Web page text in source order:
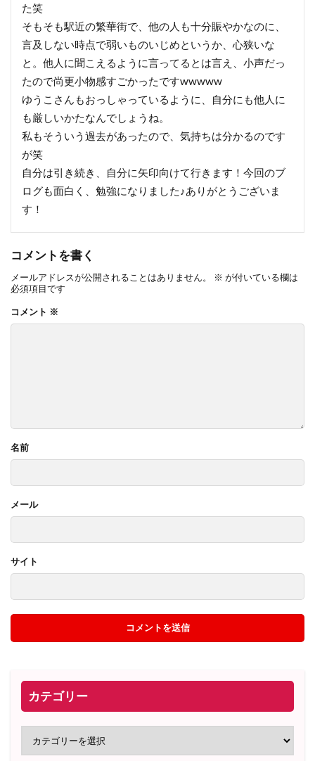
た笑
そもそも駅近の繁華街で、他の人も十分賑やかなのに、
言及しない時点で弱いものいじめというか、心狭いな
と。他人に聞こえるように言ってるとは言え、小声だっ
たので尚更小物感すごかったですwwwww
ゆうこさんもおっしゃっているように、自分にも他人に
も厳しいかたなんでしょうね。
私もそういう過去があったので、気持ちは分かるのです
が笑
自分は引き続き、自分に矢印向けて行きます！今回のブ
ログも面白く、勉強になりました♪ありがとうございま
す！
コメントを書く
メールアドレスが公開されることはありません。 ※ が付いている欄は
必須項目です
コメント ※
名前
メール
サイト
カテゴリー